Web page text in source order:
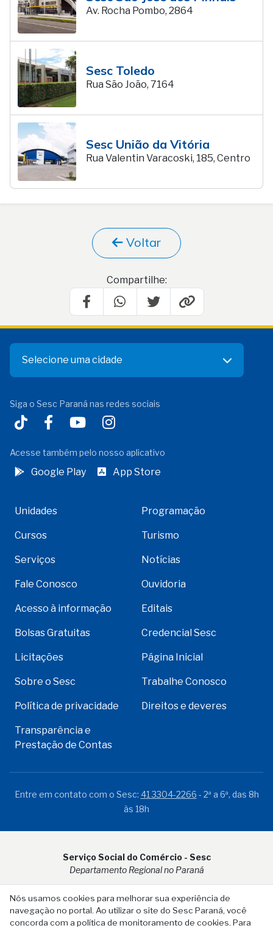
Nós usamos cookies para melhorar sua experiência de
navegação no portal. Ao utilizar o site do Sesc Paraná, você
concorda com a política de monitoramento de cookies. Para
Av. Rocha Pombo, 2864
Sesc Toledo
Rua São João, 7164
Sesc União da Vitória
Rua Valentin Varacoski, 185, Centro
Voltar
Compartilhe:
Selecione uma cidade
Siga o Sesc Paraná nas redes sociais
Acesse também pelo nosso aplicativo
Google Play App Store
Unidades Programação
Cursos Turismo
Serviços Notícias
Fale Conosco Ouvidoria
Acesso à informação Editais
Bolsas Gratuitas Credencial Sesc
Licitações Página Inicial
Sobre o Sesc Trabalhe Conosco
Política de privacidade Direitos e deveres
Transparência e
Prestação de Contas
Entre em contato com o Sesc: 41 3304-2266 - 2ª a 6ª, das 8h
às 18h
Serviço Social do Comércio - Sesc
Departamento Regional no Paraná
Rua Visconde do Rio Branco, 931 - CEP 80.410-001 - Curitiba -
PR